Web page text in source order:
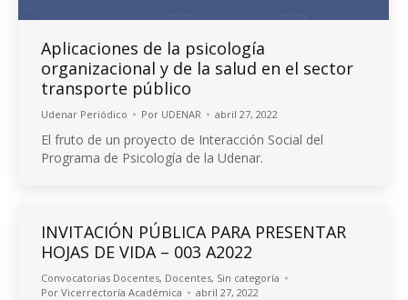
Aplicaciones de la psicología
organizacional y de la salud en el sector
transporte público
Udenar Periódico Por UDENAR abril 27, 2022
El fruto de un proyecto de Interacción Social del
Programa de Psicología de la Udenar.
INVITACIÓN PÚBLICA PARA PRESENTAR
HOJAS DE VIDA – 003 A2022
Convocatorias Docentes, Docentes, Sin categoría
Por Vicerrectoría Académica abril 27, 2022